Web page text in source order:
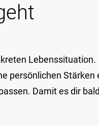
Lebenssituation.
persönlichen Stärken
Damit es dir bald